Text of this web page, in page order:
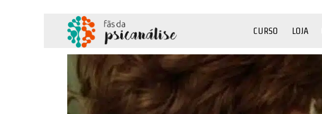
Psicanálise
CURSO LOJA